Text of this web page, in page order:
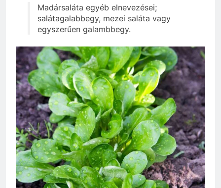
Madársaláta egyéb elnevezései;
salátagalabbegy, mezei saláta vagy
egyszerűen galambbegy.